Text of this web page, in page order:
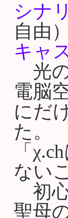
シナ
自由）
キャ
光
電脳
にだ
た。
「
ない
初
聖母